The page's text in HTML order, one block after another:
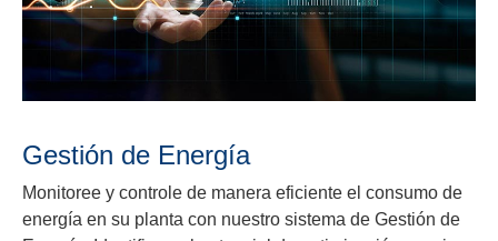
Gestión de Energía
Monitoree y controle de manera eficiente el consumo de
energía en su planta con nuestro sistema de Gestión de